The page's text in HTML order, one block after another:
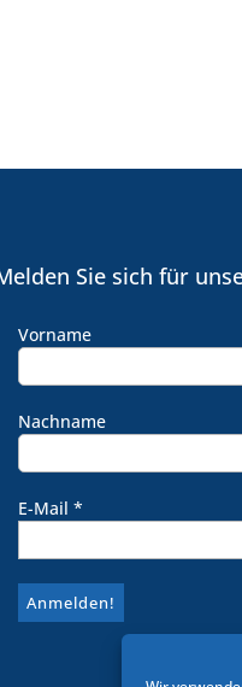
Sie sich für
Vorname
Nachname
E-Mail *